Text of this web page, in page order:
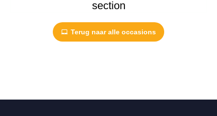
section
Terug naar alle occasions